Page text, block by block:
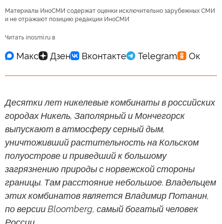
Материалы ИноСМИ содержат оценки исключительно зарубежных СМИ
и не отражают позицию редакции ИноСМИ
Читать inosmi.ru в
Десятки лет никелевые комбинаты в российских
городах Никель, Заполярный и Мончегорск
выпускают в атмосферу серный дым,
уничтоживший растительность на Кольском
полуострове и приведший к большому
загрязнению природы с норвежской стороны
границы. Там расстояние небольшое. Владельцем
этих комбинатов является Владимир Потанин,
по версии Bloomberg, самый богатый человек